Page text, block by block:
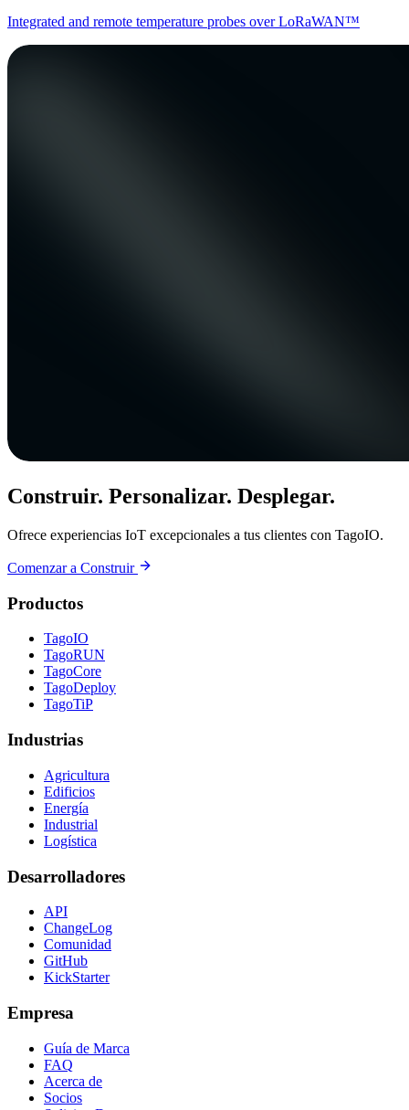
Integrated and remote temperature probes over LoRaWAN™
Construir. Personalizar. Desplegar.
Ofrece experiencias IoT excepcionales a tus clientes con TagoIO.
Comenzar a Construir
Productos
TagoIO
TagoRUN
TagoCore
TagoDeploy
TagoTiP
Industrias
Agricultura
Edificios
Energía
Industrial
Logística
Desarrolladores
API
ChangeLog
Comunidad
GitHub
KickStarter
Empresa
Guía de Marca
FAQ
Acerca de
Socios